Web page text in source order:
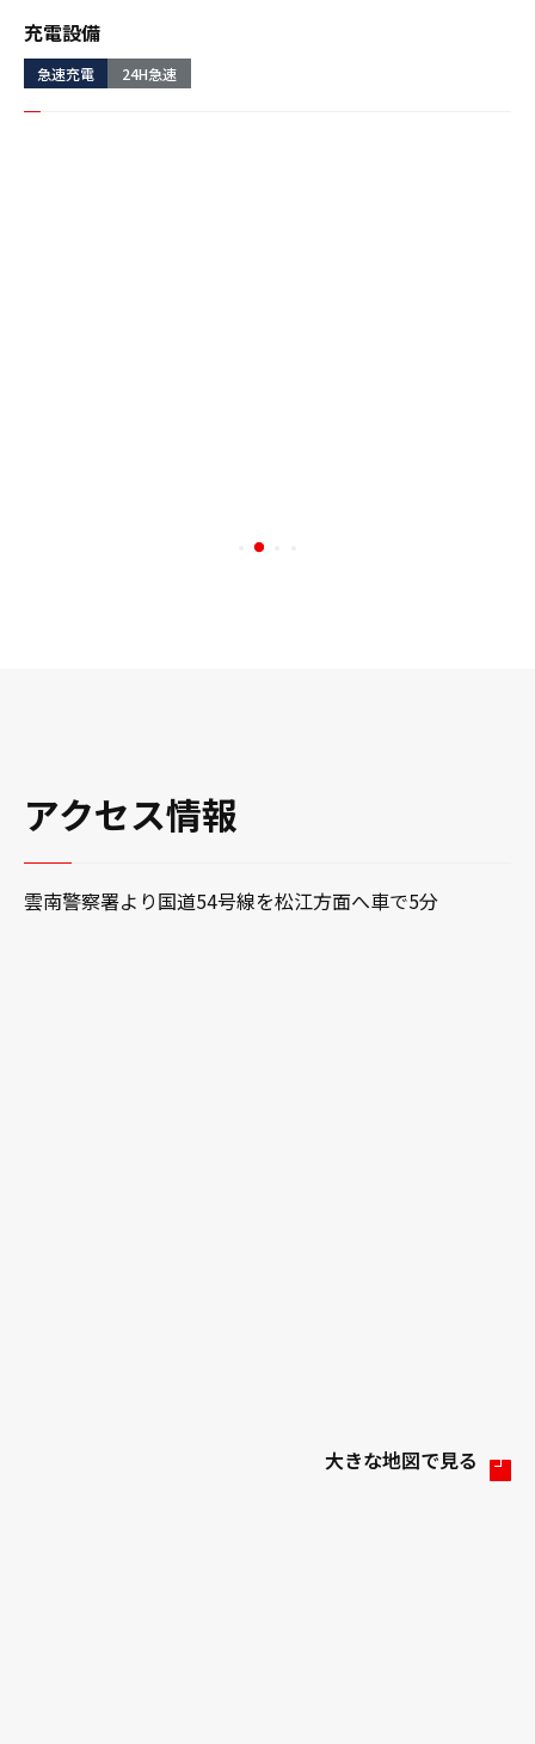
充電設備
急速充電 24H急速
アクセス情報
雲南警察署より国道54号線を松江方面へ車で5分
大きな地図で見る